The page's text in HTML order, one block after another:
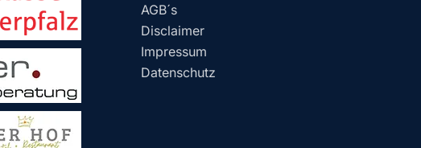
AGB´s
Disclaimer
Impressum
Datenschutz